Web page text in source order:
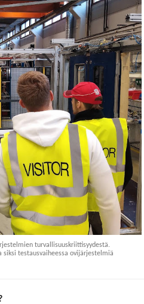
turvallisuuskriittisyydestä.
siksi testausvaiheessa ovijärjestelmiä